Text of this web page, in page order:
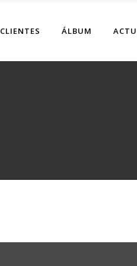
CLIENTES ÁLBUM